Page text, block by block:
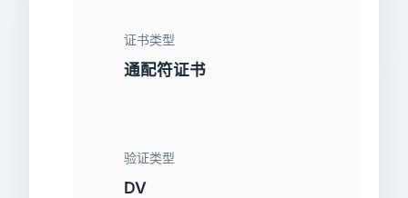
证书类型
通配符证书
验证类型
DV